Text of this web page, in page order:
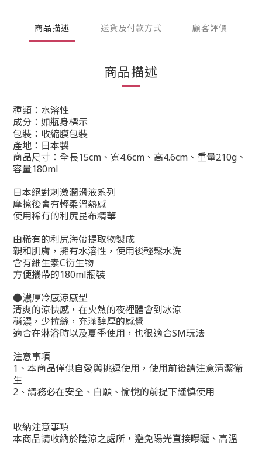
商品描述 送貨及付款方式 顧客評價
商品描述
種類：水溶性
成分：如瓶身標示
包裝：收縮膜包裝
產地：日本製
商品尺寸：全長15cm、寬4.6cm、高4.6cm、重量210g、
容量180ml
日本絕對刺激潤滑液系列
摩擦後會有輕柔溫熱感
使用稀有的利尻昆布精華
由稀有的利尻海帶提取物製成
親和肌膚，擁有水溶性，使用後輕鬆水洗
含有維生素C衍生物
方便攜帶的180ml瓶裝
●濃厚冷感涼感型
清爽的涼快感，在火熱的夜裡體會到冰涼
稍濃，少拉絲，充滿醇厚的感覺
適合在淋浴時以及夏季使用，也很適合SM玩法
注意事項
1、本商品僅供自愛與挑逗使用，使用前後請注意清潔衛
生
2、請務必在安全、自願、愉悅的前提下謹慎使用
收納注意事項
本商品請收納於陰涼之處所，避免陽光直接曝曬、高溫